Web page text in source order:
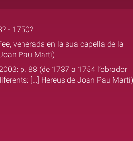
- 1750?
venerada en la sua capella de la
Pau Martì)
p. 88 (de 1737 a 1754 l’obrador
[…] Hereus de Joan Pau Martí)